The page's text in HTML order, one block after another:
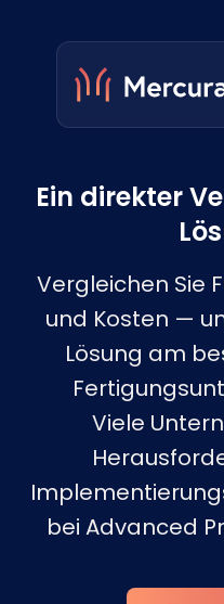
Ein direkter
Vergleichen Sie
und Kosten —
Lösung am
Viele
bei Advanced